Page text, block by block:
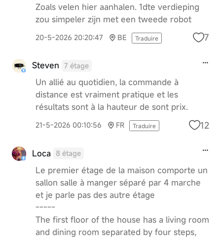
Zoals velen hier aanhalen. 1dte verdieping
zou simpeler zijn met een tweede robot
20-5-2026 20:20:47 BE Traduire 7
Steven 7 étage
Un allié au quotidien, la commande à
distance est vraiment pratique et les
résultats sont à la hauteur de sont prix.
21-5-2026 00:10:56 FR Traduire 12
Loca 8 étage
Le premier étage de la maison comporte un
sallon salle à manger séparé par 4 marche
et je parle pas des autre étage
-----
The first floor of the house has a living room
and dining room separated by four steps,